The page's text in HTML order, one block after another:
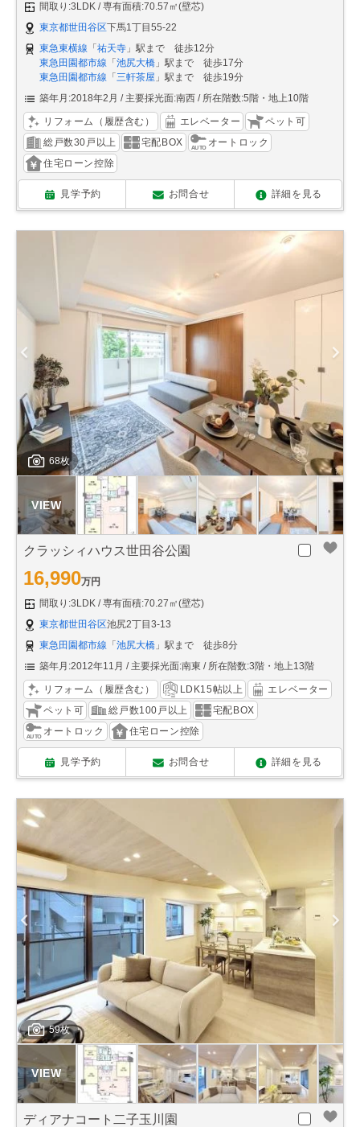
間取り:3LDK
専有面積:70.57㎡(壁芯)
東京都世田谷区下馬1丁目55-22
東急東横線 「 祐天寺 」駅まで 徒歩12分
東急田園都市線 「 池尻大橋 」駅まで 徒歩17分
東急田園都市線 「 三軒茶屋 」駅まで 徒歩19分
築年月:2018年2月
主要採光面:南西 所在階数:5階・地上10階
リフォーム（履歴含む） エレベーター
ペット可
総戸数30戸以上
宅配BOX
オートロック
住宅ローン控除
見学予約 お問合せ 詳細を見る
68枚
クラッシィハウス世田谷公園
16,990万円
間取り:3LDK
専有面積:70.27㎡(壁芯)
東京都世田谷区池尻2丁目3-13
東急田園都市線 「 池尻大橋 」駅まで 徒歩8分
築年月:2012年11月
主要採光面:南東 所在階数:3階・地上13階
リフォーム（履歴含む） LDK15帖以上
エレベーター
ペット可
総戸数100戸以上
宅配BOX
オートロック
住宅ローン控除
見学予約 お問合せ 詳細を見る
59枚
ディアナコート二子玉川園